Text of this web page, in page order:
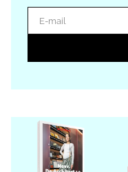
E-mail